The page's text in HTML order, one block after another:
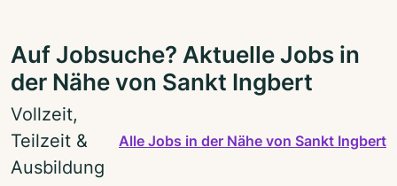
Auf Jobsuche? Aktuelle Jobs in
der Nähe von Sankt Ingbert
Vollzeit,
Teilzeit &
Ausbildung
Alle Jobs in der Nähe von Sankt Ingbert